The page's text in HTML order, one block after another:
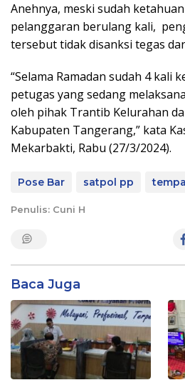
Anehnya, meski sudah
pelanggaran berulang kali,
tersebut tidak disanksi tegas
“Selama Ramadan sudah 4 kali
petugas yang sedang
oleh pihak Trantib Kelurahan
Kabupaten Tangerang,” kata
Mekarbakti, Rabu (27/3/2024).
Pose Bar satpol pp
Penulis: Cuni H
Baca Juga